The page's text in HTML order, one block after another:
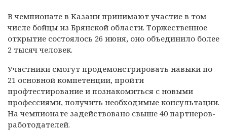
В чемпионате в Казани принимают участие в том
числе бойцы из Брянской области. Торжественное
открытие состоялось 26 июня, оно объединило более
2 тысяч человек.
Участники смогут продемонстрировать навыки по
21 основной компетенции, пройти
профтестирование и познакомиться с новыми
профессиями, получить необходимые консультации.
На чемпионате задействовано свыше 40 партнеров-
работодателей.